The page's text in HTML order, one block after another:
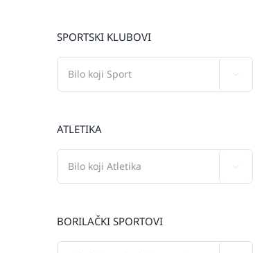
SPORTSKI KLUBOVI
ATLETIKA
BORILAČKI SPORTOVI